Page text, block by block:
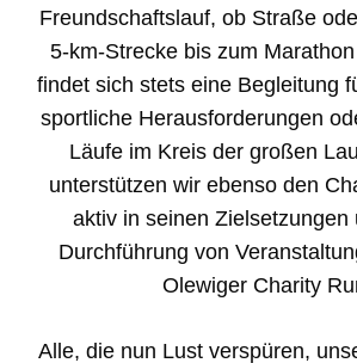
Freundschaftslauf, ob Straße
5-km-Strecke bis zum
findet sich stets eine Begleitung
sportliche Herausforderungen
Läufe im Kreis der großen
unterstützen wir ebenso den
aktiv in seinen Zielsetzungen
Durchführung von
Olewiger Charity
Alle, die nun Lust verspüren,